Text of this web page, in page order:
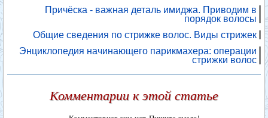
Причёска - важная деталь имиджа. Приводим в
порядок волосы
Общие сведения по стрижке волос. Виды стрижек
Энциклопедия начинающего парикмахера: операции
стрижки волос
Комментарии к этой статье